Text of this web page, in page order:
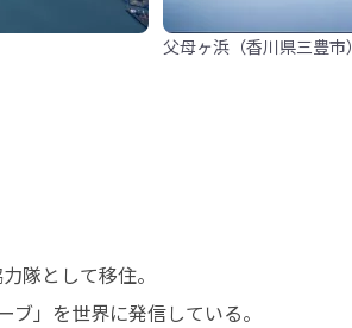
父母ヶ浜（香川県三豊市）
隊として移住。
」を世界に発信している。